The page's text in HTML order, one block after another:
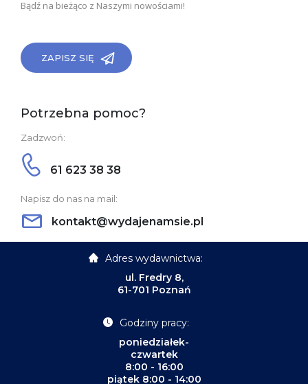
Bądź na bieżąco z Naszymi nowościami!
ZAPISZ SIĘ
Potrzebna pomoc?
Zadzwoń:
61 623 38 38
Napisz do nas na mail:
kontakt@wydajenamsie.pl
Adres wydawnictwa:
ul. Fredry 8,
61-701 Poznań
Godziny pracy:
poniedziałek-
czwartek
8:00 - 16:00
piątek 8:00 - 14:00